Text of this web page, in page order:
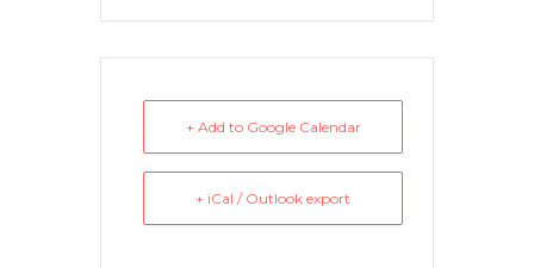
+ Add to Google Calendar
+ iCal / Outlook export